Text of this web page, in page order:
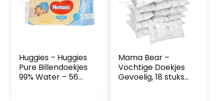
Huggies – Huggies
Pure Billendoekjes
99% Water – 56
Mama Bear –
Vochtige Doekjes
Gevoelig, 18 stuks